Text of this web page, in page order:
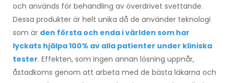
och används för behandling av överdrivet svettande.
Dessa produkter är helt unika då de använder teknologi
som är den första och enda i världen som har
lyckats hjälpa 100% av alla patienter under kliniska
tester. Effekten, som ingen annan lösning uppnår,
åstadkoms genom att arbeta med de bästa läkarna och